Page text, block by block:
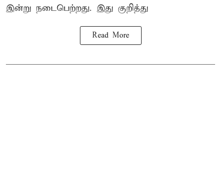
இன்று நடைபெற்றது. இது குறித்து
Read More